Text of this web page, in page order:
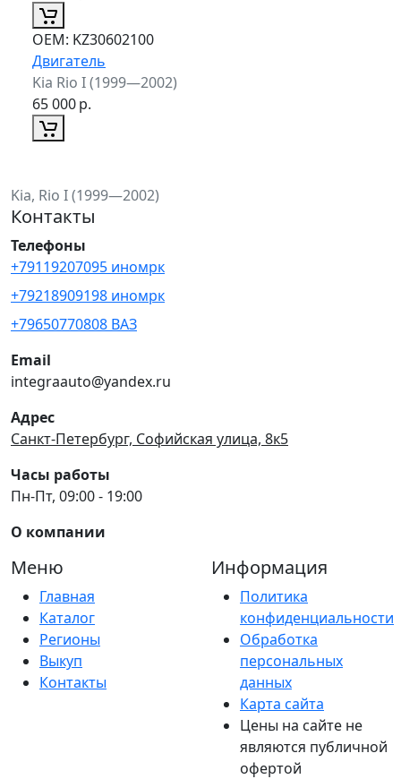
ОЕМ: KZ30602100
Двигатель
Kia Rio I (1999—2002)
65 000р.
Kia, Rio I (1999—2002)
Контакты
Телефоны
+79119207095 иномрк
+79218909198 иномрк
+79650770808 ВАЗ
Email
integraauto@yandex.ru
Адрес
Санкт-Петербург, Софийская улица, 8к5
Часы работы
Пн-Пт, 09:00 - 19:00
О компании
Меню
Главная
Каталог
Регионы
Выкуп
Контакты
Информация
Политика
конфиденциальности
Обработка
персональных
данных
Карта сайта
Цены на сайте не
являются публичной
офертой